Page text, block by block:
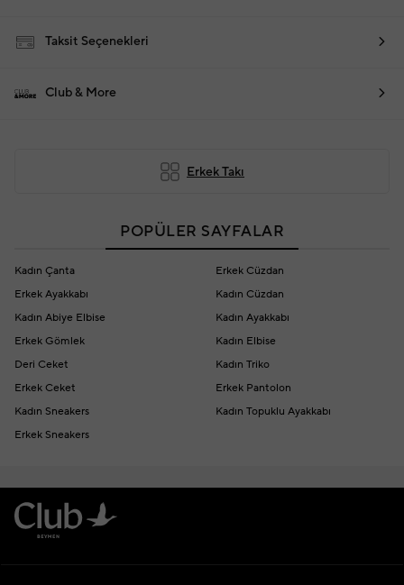
Taksit Seçenekleri
Club & More
Erkek Takı
POPÜLER SAYFALAR
Kadın Çanta
Erkek Cüzdan
Erkek Ayakkabı
Kadın Cüzdan
Kadın Abiye Elbise
Kadın Ayakkabı
Erkek Gömlek
Kadın Elbise
Deri Ceket
Kadın Triko
Erkek Ceket
Erkek Pantolon
Kadın Sneakers
Kadın Topuklu Ayakkabı
Erkek Sneakers